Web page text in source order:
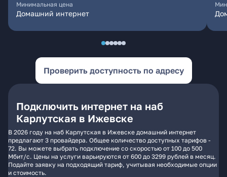
Минимальная цена
Домашний интернет
Проверить доступность по адресу
Подключить интернет на наб
Карлутская в Ижевске
В 2026 году на наб Карлутская в Ижевске домашний интернет
предлагают 3 провайдера. Общее количество доступных тарифов -
72. Вы можете выбрать подключение со скоростью от 100 до 500
Мбит/с. Цены на услуги варьируются от 600 до 3299 рублей в месяц.
Подайте заявку на подходящий тариф, учитывая необходимые опции
и стоимость.